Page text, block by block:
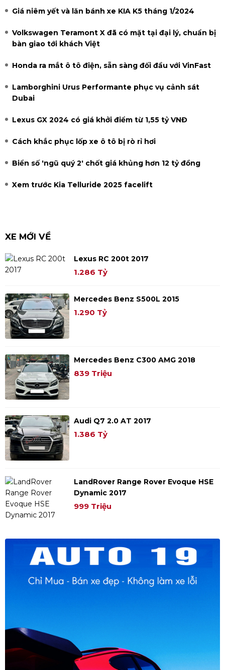
Giá niêm yết và lăn bánh xe KIA K5 tháng 1/2024
Volkswagen Teramont X đã có mặt tại đại lý, chuẩn bị
bàn giao tới khách Việt
Honda ra mắt ô tô điện, sẵn sàng đối đầu với VinFast
Lamborghini Urus Performante phục vụ cảnh sát
Dubai
Lexus GX 2024 có giá khởi điểm từ 1,55 tỷ VNĐ
Cách khắc phục lốp xe ô tô bị rò rỉ hơi
Biển số 'ngũ quý 2' chốt giá khủng hơn 12 tỷ đồng
Xem trước Kia Telluride 2025 facelift
XE MỚI VỀ
Lexus RC 200t 2017
1.286 Tỷ
Mercedes Benz S500L 2015
1.290 Tỷ
Mercedes Benz C300 AMG 2018
839 Triệu
Audi Q7 2.0 AT 2017
1.386 Tỷ
LandRover Range Rover Evoque HSE
Dynamic 2017
999 Triệu